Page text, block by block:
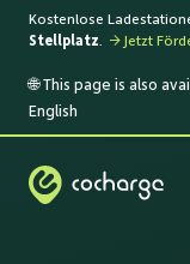
🌐 This page is also
English
Kostenlose
Stellplatz. → Jetzt